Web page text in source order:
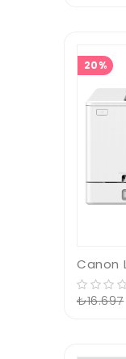
20%
₺16.697